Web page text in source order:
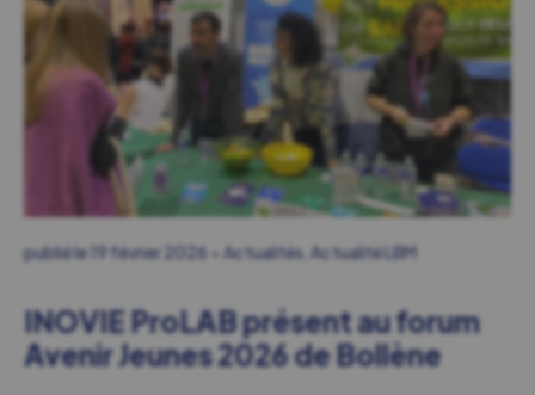
publié le 19 février 2026 Actualités Actualité LBM
INOVIE ProLAB présent au forum
Avenir Jeunes 2026 de Bollène